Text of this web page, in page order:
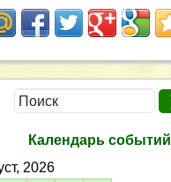
Календарь событий
2026